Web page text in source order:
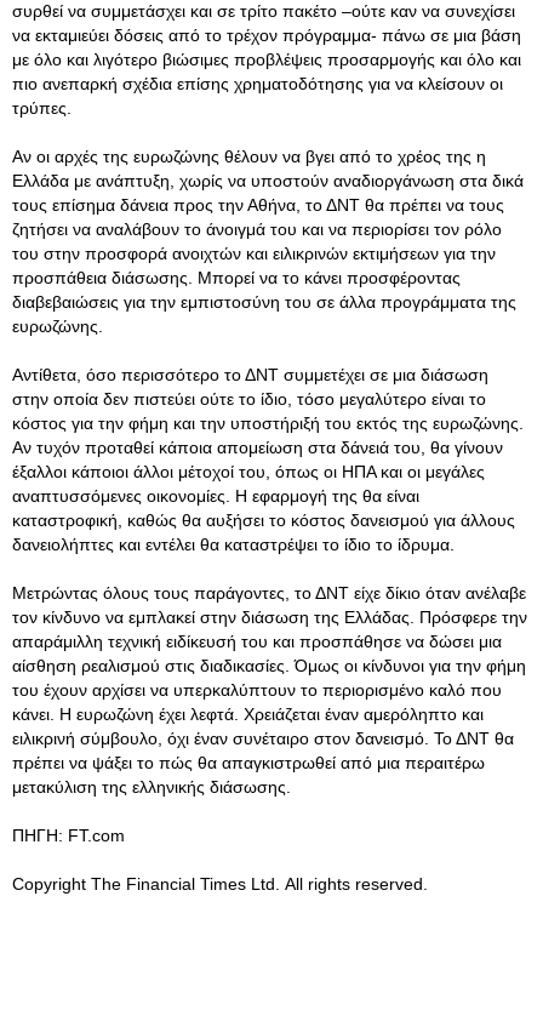
συρθεί να συμμετάσχει και σε τρίτο πακέτο –ούτε καν να συνεχίσει
να εκταμιεύει δόσεις από το τρέχον πρόγραμμα- πάνω σε μια βάση
με όλο και λιγότερο βιώσιμες προβλέψεις προσαρμογής και όλο και
πιο ανεπαρκή σχέδια επίσης χρηματοδότησης για να κλείσουν οι
τρύπες.
Αν οι αρχές της ευρωζώνης θέλουν να βγει από το χρέος της η
Ελλάδα με ανάπτυξη, χωρίς να υποστούν αναδιοργάνωση στα δικά
τους επίσημα δάνεια προς την Αθήνα, το ΔΝΤ θα πρέπει να τους
ζητήσει να αναλάβουν το άνοιγμά του και να περιορίσει τον ρόλο
του στην προσφορά ανοιχτών και ειλικρινών εκτιμήσεων για την
προσπάθεια διάσωσης. Μπορεί να το κάνει προσφέροντας
διαβεβαιώσεις για την εμπιστοσύνη του σε άλλα προγράμματα της
ευρωζώνης.
Αντίθετα, όσο περισσότερο το ΔΝΤ συμμετέχει σε μια διάσωση
στην οποία δεν πιστεύει ούτε το ίδιο, τόσο μεγαλύτερο είναι το
κόστος για την φήμη και την υποστήριξή του εκτός της ευρωζώνης.
Αν τυχόν προταθεί κάποια απομείωση στα δάνειά του, θα γίνουν
έξαλλοι κάποιοι άλλοι μέτοχοί του, όπως οι ΗΠΑ και οι μεγάλες
αναπτυσσόμενες οικονομίες. Η εφαρμογή της θα είναι
καταστροφική, καθώς θα αυξήσει το κόστος δανεισμού για άλλους
δανειολήπτες και εντέλει θα καταστρέψει το ίδιο το ίδρυμα.
Μετρώντας όλους τους παράγοντες, το ΔΝΤ είχε δίκιο όταν ανέλαβε
τον κίνδυνο να εμπλακεί στην διάσωση της Ελλάδας. Πρόσφερε την
απαράμιλλη τεχνική ειδίκευσή του και προσπάθησε να δώσει μια
αίσθηση ρεαλισμού στις διαδικασίες. Όμως οι κίνδυνοι για την φήμη
του έχουν αρχίσει να υπερκαλύπτουν το περιορισμένο καλό που
κάνει. Η ευρωζώνη έχει λεφτά. Χρειάζεται έναν αμερόληπτο και
ειλικρινή σύμβουλο, όχι έναν συνέταιρο στον δανεισμό. Το ΔΝΤ θα
πρέπει να ψάξει το πώς θα απαγκιστρωθεί από μια περαιτέρω
μετακύλιση της ελληνικής διάσωσης.
ΠΗΓΗ: FT.com
Copyright The Financial Times Ltd. All rights reserved.